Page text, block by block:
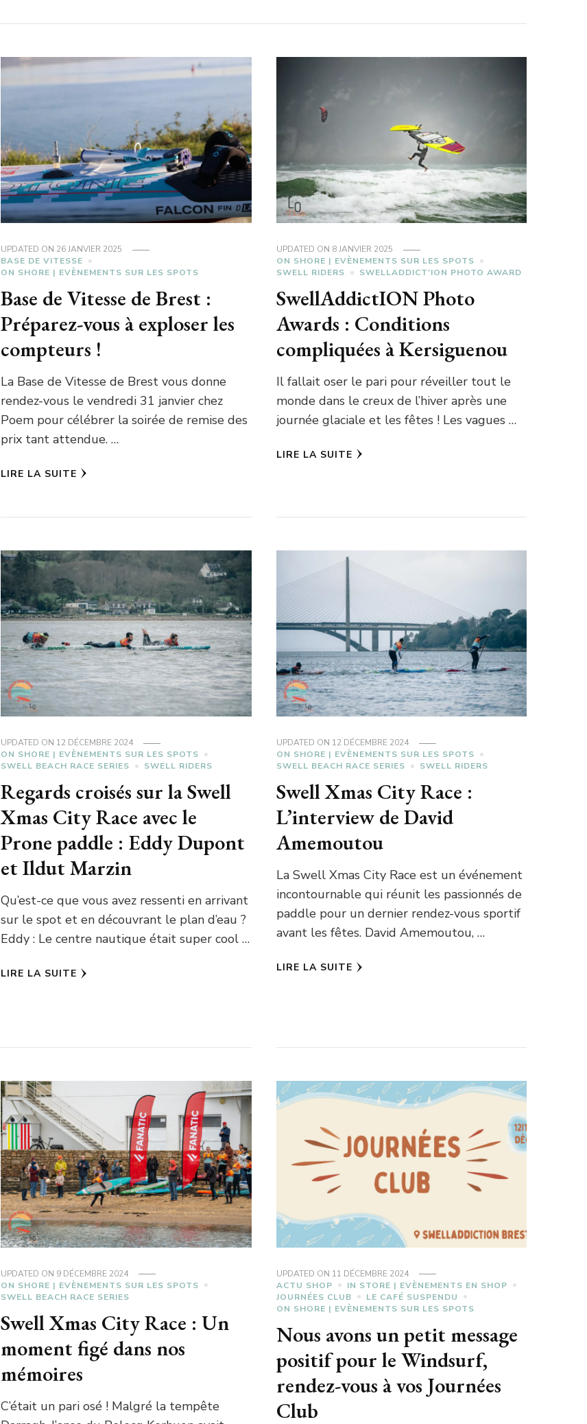
UPDATED ON 26 JANVIER 2025
BASE DE VITESSE
ON SHORE | EVÈNEMENTS SUR LES SPOTS
Base de Vitesse de Brest :
Préparez-vous à exploser les
compteurs !
La Base de Vitesse de Brest vous donne
rendez-vous le vendredi 31 janvier chez
Poem pour célébrer la soirée de remise des
prix tant attendue. …
LIRE LA SUITE
UPDATED ON 8 JANVIER 2025
ON SHORE | EVÈNEMENTS SUR LES SPOTS
SWELL RIDERS
SWELLADDICT'ION PHOTO AWARD
SwellAddictION Photo
Awards : Conditions
compliquées à Kersiguenou
Il fallait oser le pari pour réveiller tout le
monde dans le creux de l’hiver après une
journée glaciale et les fêtes ! Les vagues …
LIRE LA SUITE
UPDATED ON 12 DÉCEMBRE 2024
ON SHORE | EVÈNEMENTS SUR LES SPOTS
SWELL BEACH RACE SERIES
SWELL RIDERS
Regards croisés sur la Swell
Xmas City Race avec le
Prone paddle : Eddy Dupont
et Ildut Marzin
Qu’est-ce que vous avez ressenti en arrivant
sur le spot et en découvrant le plan d’eau ?
Eddy : Le centre nautique était super cool …
LIRE LA SUITE
UPDATED ON 12 DÉCEMBRE 2024
ON SHORE | EVÈNEMENTS SUR LES SPOTS
SWELL BEACH RACE SERIES
SWELL RIDERS
Swell Xmas City Race :
L’interview de David
Amemoutou
La Swell Xmas City Race est un événement
incontournable qui réunit les passionnés de
paddle pour un dernier rendez-vous sportif
avant les fêtes. David Amemoutou, …
LIRE LA SUITE
UPDATED ON 9 DÉCEMBRE 2024
ON SHORE | EVÈNEMENTS SUR LES SPOTS
SWELL BEACH RACE SERIES
Swell Xmas City Race : Un
moment figé dans nos
mémoires
C’était un pari osé ! Malgré la tempête
UPDATED ON 11 DÉCEMBRE 2024
ACTU SHOP
IN STORE | EVÈNEMENTS EN SHOP
JOURNÉES CLUB
LE CAFÉ SUSPENDU
ON SHORE | EVÈNEMENTS SUR LES SPOTS
Nous avons un petit message
positif pour le Windsurf,
rendez-vous à vos Journées
Club